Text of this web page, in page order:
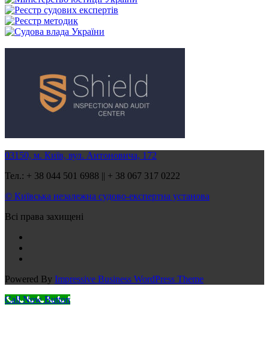
03150, м. Київ, вул. Антоновича, 172
Тел.: + 38 044 501 6988 || + 38 067 317 0222
© Київська незалежна судово-експертна установа
Всі права захищені
Powered By Impressive Business WordPress Theme
Call Now Button